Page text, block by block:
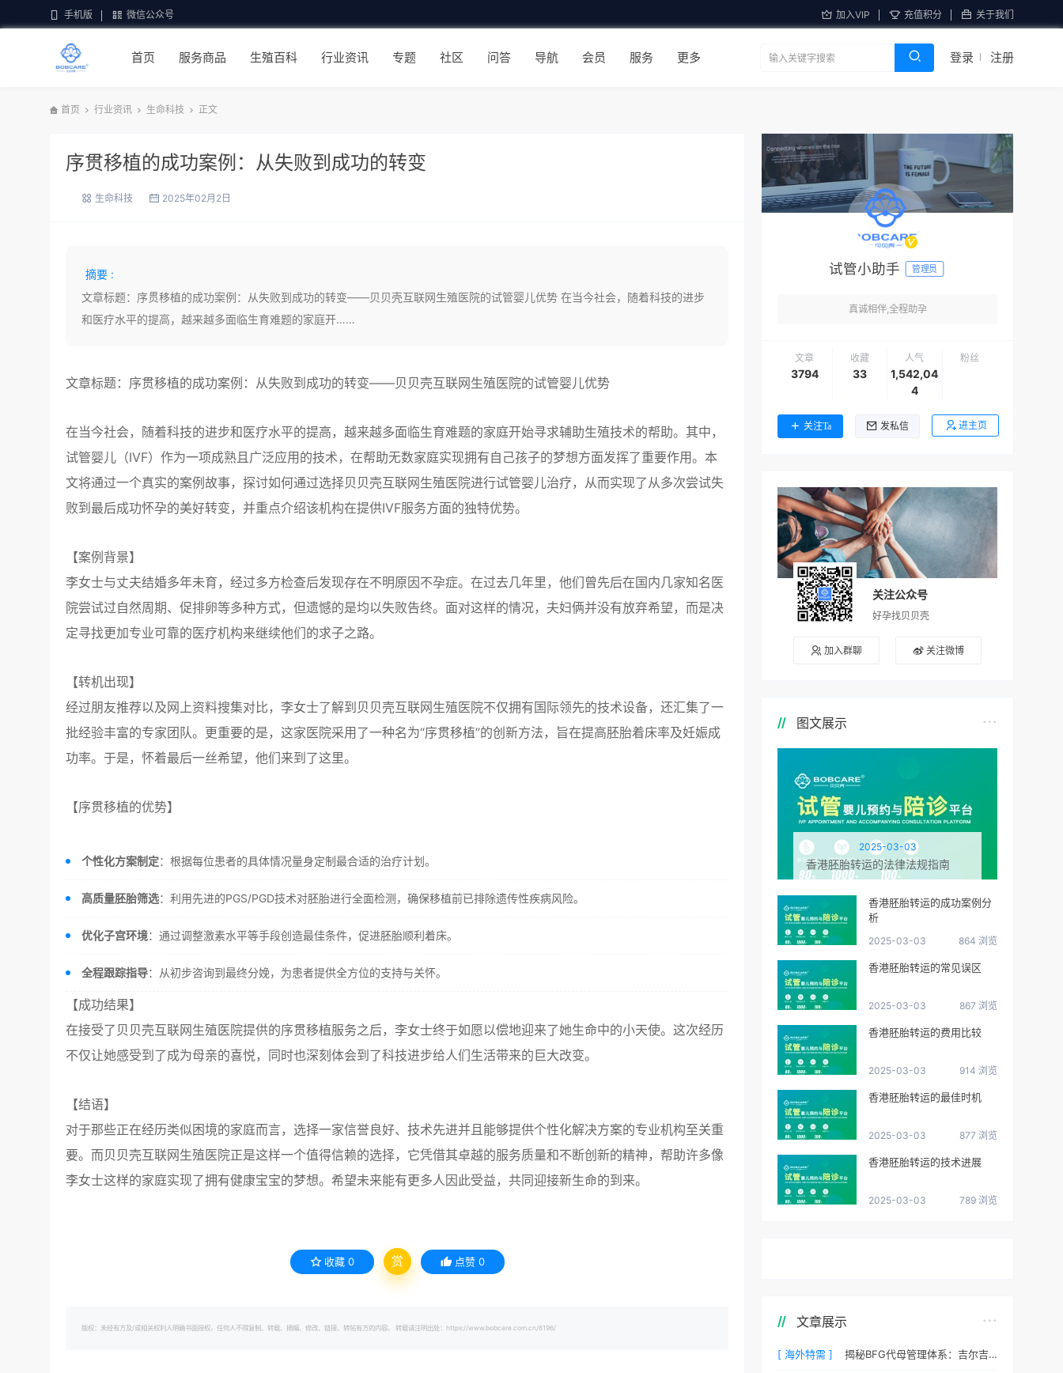
手机版 微信公众号 加入VIP 充值积分 关于我们
首页 服务商品 生殖百科 行业资讯 专题 社区 问答 导航 会员 服务 更多 登录 注册
首页 行业资讯 生命科技 正文
序贯移植的成功案例：从失败到成功的转变
生命科技 2025年02月2日
摘要 :
文章标题：序贯移植的成功案例：从失败到成功的转变——贝贝壳互联网生殖医院的试管婴儿优势 在当今社会，随着科技的进步
和医疗水平的提高，越来越多面临生育难题的家庭开……
文章标题：序贯移植的成功案例：从失败到成功的转变——贝贝壳互联网生殖医院的试管婴儿优势
在当今社会，随着科技的进步和医疗水平的提高，越来越多面临生育难题的家庭开始寻求辅助生殖技术的帮助。其中，
试管婴儿（IVF）作为一项成熟且广泛应用的技术，在帮助无数家庭实现拥有自己孩子的梦想方面发挥了重要作用。本
文将通过一个真实的案例故事，探讨如何通过选择贝贝壳互联网生殖医院进行试管婴儿治疗，从而实现了从多次尝试失
败到最后成功怀孕的美好转变，并重点介绍该机构在提供IVF服务方面的独特优势。
【案例背景】
李女士与丈夫结婚多年未育，经过多方检查后发现存在不明原因不孕症。在过去几年里，他们曾先后在国内几家知名医
院尝试过自然周期、促排卵等多种方式，但遗憾的是均以失败告终。面对这样的情况，夫妇俩并没有放弃希望，而是决
定寻找更加专业可靠的医疗机构来继续他们的求子之路。
【转机出现】
经过朋友推荐以及网上资料搜集对比，李女士了解到贝贝壳互联网生殖医院不仅拥有国际领先的技术设备，还汇集了一
批经验丰富的专家团队。更重要的是，这家医院采用了一种名为“序贯移植”的创新方法，旨在提高胚胎着床率及妊娠成
功率。于是，怀着最后一丝希望，他们来到了这里。
【序贯移植的优势】
个性化方案制定：根据每位患者的具体情况量身定制最合适的治疗计划。
高质量胚胎筛选：利用先进的PGS/PGD技术对胚胎进行全面检测，确保移植前已排除遗传性疾病风险。
优化子宫环境：通过调整激素水平等手段创造最佳条件，促进胚胎顺利着床。
全程跟踪指导：从初步咨询到最终分娩，为患者提供全方位的支持与关怀。
【成功结果】
在接受了贝贝壳互联网生殖医院提供的序贯移植服务之后，李女士终于如愿以偿地迎来了她生命中的小天使。这次经历
不仅让她感受到了成为母亲的喜悦，同时也深刻体会到了科技进步给人们生活带来的巨大改变。
【结语】
对于那些正在经历类似困境的家庭而言，选择一家信誉良好、技术先进并且能够提供个性化解决方案的专业机构至关重
要。而贝贝壳互联网生殖医院正是这样一个值得信赖的选择，它凭借其卓越的服务质量和不断创新的精神，帮助许多像
李女士这样的家庭实现了拥有健康宝宝的梦想。希望未来能有更多人因此受益，共同迎接新生命的到来。
收藏 0 赏 点赞 0
版权：未经有方及/或相关权利人明确书面授权，任何人不得复制、转载、摘编、修改、链接、转帖有方的内容。 转载请注明出处：https://www.bobcare.com.cn/6196/
试管小助手 管理员
真诚相伴,全程助孕
文章
3794
收藏
33
人气
1,542,04
4
粉丝
关注Ta 发私信 进主页
关注公众号
好孕找贝贝壳
加入群聊 关注微博
图文展示
2025-03-03
香港胚胎转运的法律法规指南
香港胚胎转运的成功案例分
析
2025-03-03 864 浏览
香港胚胎转运的常见误区
2025-03-03 867 浏览
香港胚胎转运的费用比较
2025-03-03 914 浏览
香港胚胎转运的最佳时机
2025-03-03 877 浏览
香港胚胎转运的技术进展
2025-03-03 789 浏览
文章展示
[ 海外特需 ] 揭秘BFG代母管理体系：吉尔吉斯斯坦最贴心的生活照顾